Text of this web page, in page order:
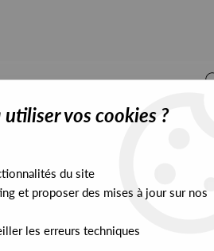
PRESALES EXCLUSIVES
vos cookies ?
du site
et proposer des mises à jour sur nos
les erreurs techniques